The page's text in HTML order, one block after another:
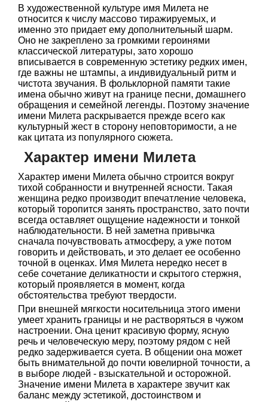
В художественной культуре имя Милета не
относится к числу массово тиражируемых, и
именно это придает ему дополнительный шарм.
Оно не закреплено за громкими героинями
классической литературы, зато хорошо
вписывается в современную эстетику редких имен,
где важны не штампы, а индивидуальный ритм и
чистота звучания. В фольклорной памяти такие
имена обычно живут на границе песни, домашнего
обращения и семейной легенды. Поэтому значение
имени Милета раскрывается прежде всего как
культурный жест в сторону неповторимости, а не
как цитата из популярного сюжета.
Характер имени Милета
Характер имени Милета обычно строится вокруг
тихой собранности и внутренней ясности. Такая
женщина редко производит впечатление человека,
который торопится занять пространство, зато почти
всегда оставляет ощущение надежности и тонкой
наблюдательности. В ней заметна привычка
сначала почувствовать атмосферу, а уже потом
говорить и действовать, и это делает ее особенно
точной в оценках. Имя Милета нередко несет в
себе сочетание деликатности и скрытого стержня,
который проявляется в момент, когда
обстоятельства требуют твердости.
При внешней мягкости носительница этого имени
умеет хранить границы и не растворяться в чужом
настроении. Она ценит красивую форму, ясную
речь и человеческую меру, поэтому рядом с ней
редко задерживается суета. В общении она может
быть внимательной до почти ювелирной точности, а
в выборе людей - взыскательной и осторожной.
Значение имени Милета в характере звучит как
баланс между эстетикой, достоинством и